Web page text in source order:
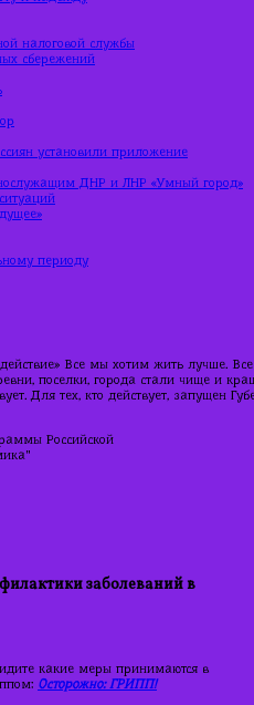
налоговой службы
сбережений
установили приложение
ДНР и ЛНР «Умный город»
периоду
Все мы хотим жить лучше.
поселки, города стали чище и
Для тех, кто действует, запущен
Российской
заболеваний в
какие меры принимаются в
Осторожно: ГРИПП!